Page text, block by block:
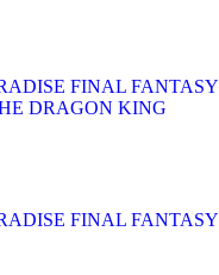
FINAL FANTASY
DRAGON KING
FINAL FANTASY